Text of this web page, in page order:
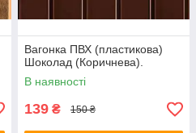
Вагонка ПВХ (пластикова)
Шоколад (Коричнева).
В наявності
139 ₴ 150 ₴